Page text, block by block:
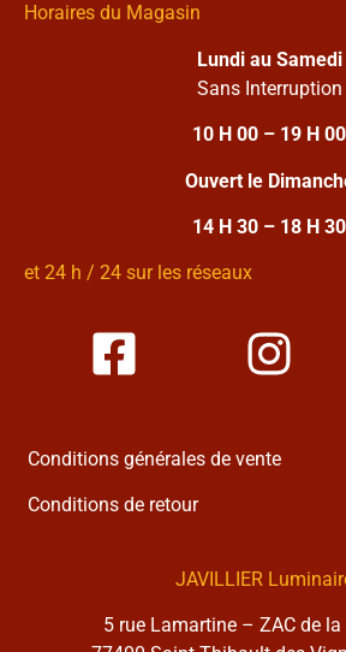
Horaires du Magasin
Lundi au Samedi
Sans Interruption
10 H 00 – 19 H 00
Ouvert le
14 H 30 – 18 H 30
et 24 h / 24 sur les réseaux
Conditions générales de vente
Conditions de retour
JAVILLIER
5 rue Lamartine – ZAC de